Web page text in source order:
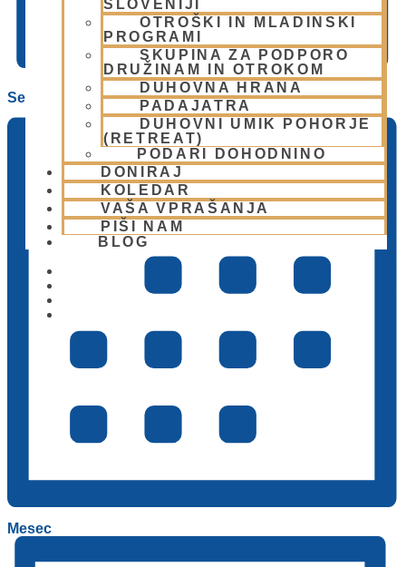
SLOVENIJI
OTROŠKI IN MLADINSKI
PROGRAMI
SKUPINA ZA PODPORO
DRUŽINAM IN OTROKOM
DUHOVNA HRANA
PADAJATRA
DUHOVNI UMIK POHORJE
(RETREAT)
PODARI DOHODNINO
DONIRAJ
KOLEDAR
VAŠA VPRAŠANJA
PIŠI NAM
BLOG
Seznam
Mesec